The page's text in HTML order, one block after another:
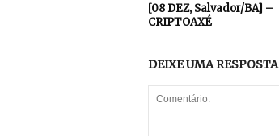
[08 DEZ, Salvador/BA] –
CRIPTOAXÉ
DEIXE UMA RESPOSTA